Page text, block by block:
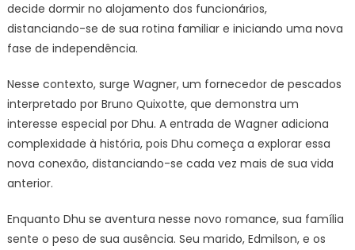
decide dormir no alojamento dos funcionários,
distanciando-se de sua rotina familiar e iniciando uma nova
fase de independência.
Nesse contexto, surge Wagner, um fornecedor de pescados
interpretado por Bruno Quixotte, que demonstra um
interesse especial por Dhu. A entrada de Wagner adiciona
complexidade à história, pois Dhu começa a explorar essa
nova conexão, distanciando-se cada vez mais de sua vida
anterior.
Enquanto Dhu se aventura nesse novo romance, sua família
sente o peso de sua ausência. Seu marido, Edmilson, e os